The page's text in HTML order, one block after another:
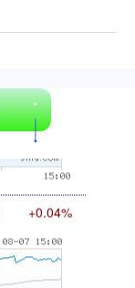
+0.17%
+0.04%